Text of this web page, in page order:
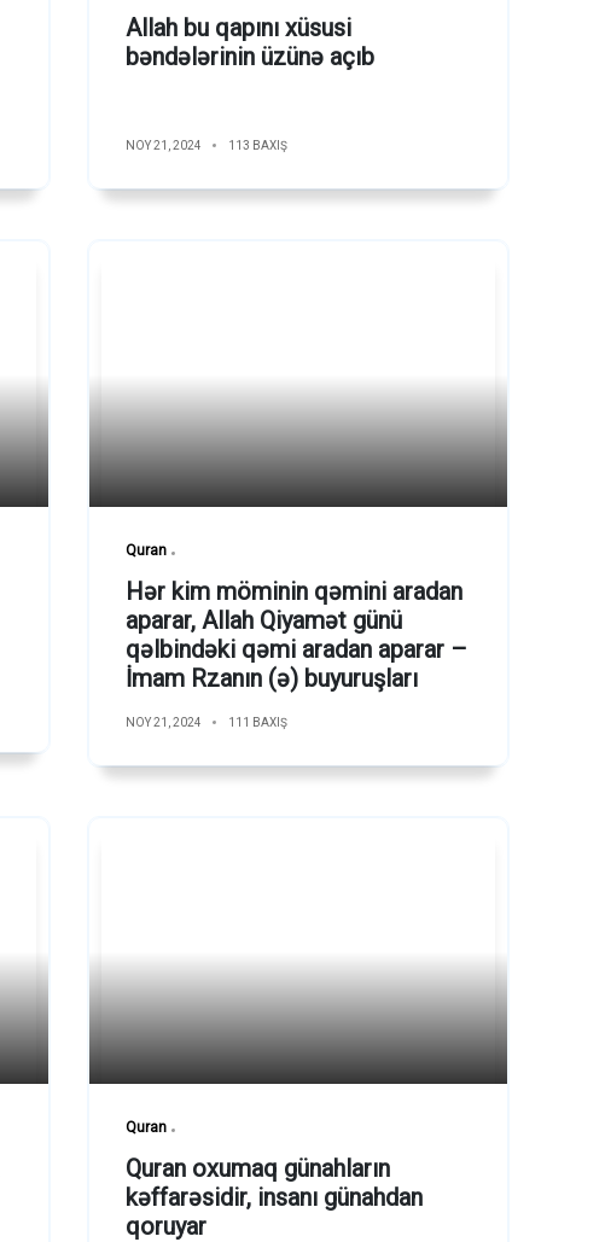
Allah bu qapını xüsusi
bəndələrinin üzünə açıb
NOY 21, 2024 113 BAXIŞ
Quran
Hər kim möminin qəmini aradan
aparar, Allah Qiyamət günü
qəlbindəki qəmi aradan aparar –
İmam Rzanın (ə) buyuruşları
NOY 21, 2024 111 BAXIŞ
Quran
Quran oxumaq günahların
kəffarəsidir, insanı günahdan
qoruyar